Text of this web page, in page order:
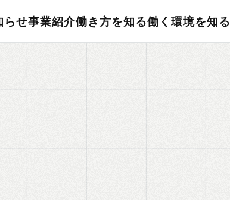
らせ事業紹介働き方を知る働く環境を知る